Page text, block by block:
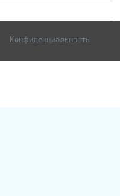
Конфиденциальность